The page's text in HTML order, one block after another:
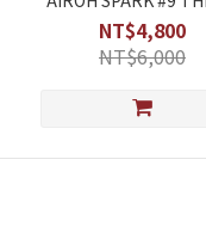
NT$4,800
NT$6,000